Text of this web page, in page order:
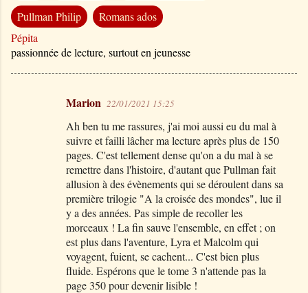
Pullman Philip
Romans ados
Pépita
passionnée de lecture, surtout en jeunesse
Marion 22/01/2021 15:25
Ah ben tu me rassures, j'ai moi aussi eu du mal à
suivre et failli lâcher ma lecture après plus de 150
pages. C'est tellement dense qu'on a du mal à se
remettre dans l'histoire, d'autant que Pullman fait
allusion à des évènements qui se déroulent dans sa
première trilogie "A la croisée des mondes", lue il
y a des années. Pas simple de recoller les
morceaux ! La fin sauve l'ensemble, en effet ; on
est plus dans l'aventure, Lyra et Malcolm qui
voyagent, fuient, se cachent... C'est bien plus
fluide. Espérons que le tome 3 n'attende pas la
page 350 pour devenir lisible !